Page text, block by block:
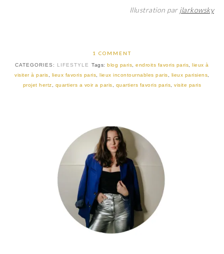
Illustration par jlarkowsky
1 COMMENT
CATEGORIES: LIFESTYLE Tags:blog paris ,endroits favoris paris ,lieux à
visiter à paris
lieux favoris paris ,lieux incontournables paris lieux parisiens
projet hertz
quartiers a voir a paris quartiers favoris paris ,visite paris